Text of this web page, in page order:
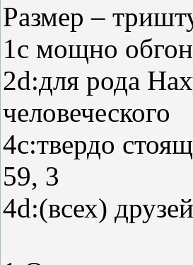
Размер –
1c мощно
2d:для рода
человеческого
4c:твердо
59, 3
4d:(всех)